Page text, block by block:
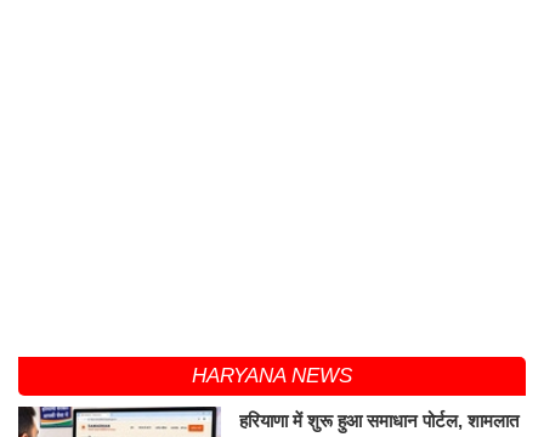
HARYANA NEWS
हरियाणा में शुरू हुआ समाधान पोर्टल, शामलात